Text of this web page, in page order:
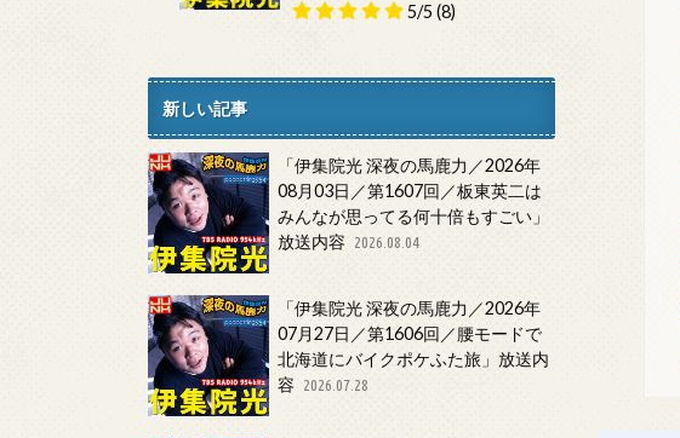
5/5 (8)
新しい記事
「伊集院光 深夜の馬鹿力／2026年
08月03日／第1607回／板東英二は
みんなが思ってる何十倍もすごい」
放送内容
2026.08.04
「伊集院光 深夜の馬鹿力／2026年
07月27日／第1606回／腰モードで
北海道にバイクポケふた旅」放送内
容
2026.07.28